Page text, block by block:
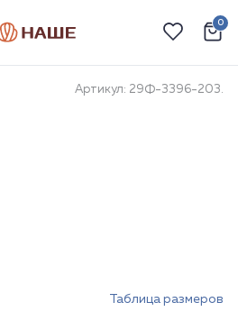
0
Артикул: 29Ф-3396-203.
Таблица размеров